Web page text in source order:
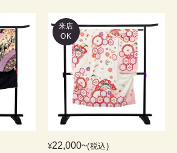
来店
OK
¥22,000~(税込)